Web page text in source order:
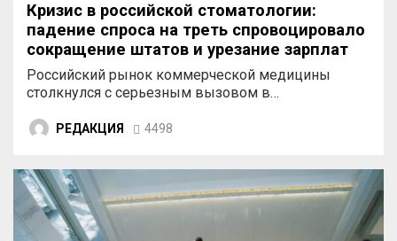
Кризис в российской стоматологии:
падение спроса на треть спровоцировало
сокращение штатов и урезание зарплат
врачей
Российский рынок коммерческой медицины
столкнулся с серьезным вызовом в…
РЕДАКЦИЯ 4498